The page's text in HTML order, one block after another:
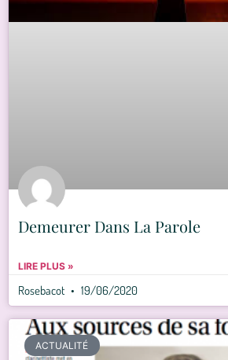
Demeurer Dans La Parole
LIRE PLUS »
Rosebacot 19/06/2020
ACTUALITÉ